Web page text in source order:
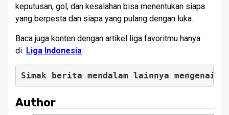
keputusan, gol, dan kesalahan bisa menentukan siapa
yang berpesta dan siapa yang pulang dengan luka.
Baca juga konten dengan artikel liga favoritmu hanya
di Liga Indonesia
Simak berita mendalam lainnya mengenai
Author